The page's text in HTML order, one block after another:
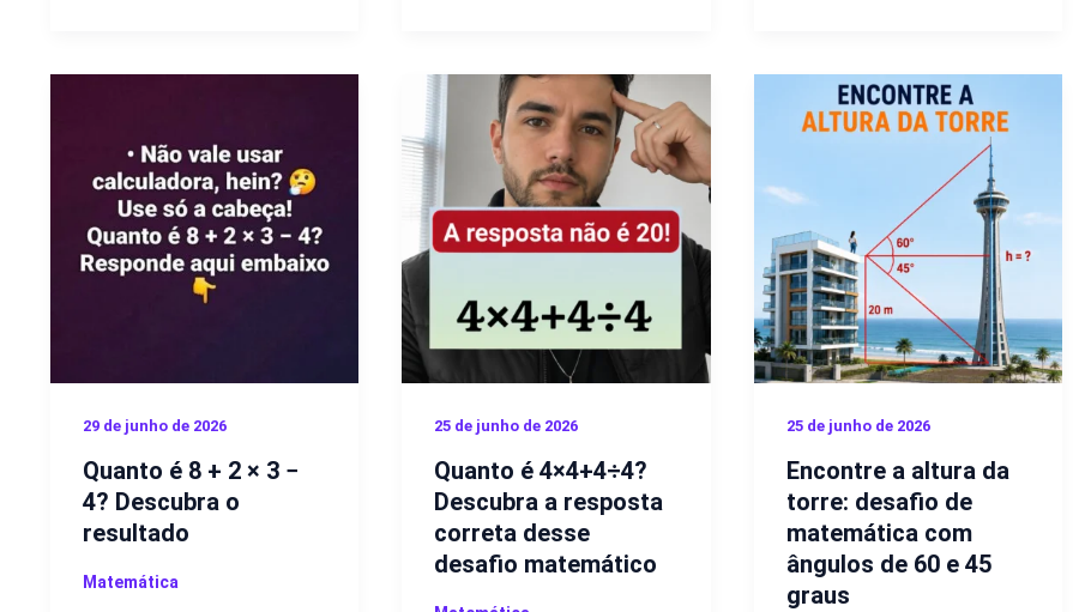
29 de junho de 2026
Quanto é 8 + 2 × 3 −
4? Descubra o
resultado
Matemática
25 de junho de 2026
Quanto é 4×4+4÷4?
Descubra a resposta
correta desse
desafio matemático
25 de junho de 2026
Encontre a altura da
torre: desafio de
matemática com
ângulos de 60 e 45
graus